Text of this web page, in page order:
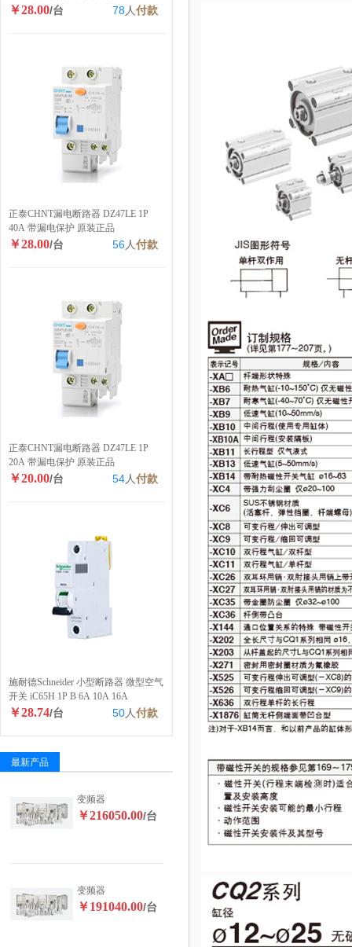
￥28.00/台 78 人付款
正泰CHNT漏电断路器 DZ47LE 1P
40A 带漏电保护 原装正品
￥28.00/台 56人付款
正泰CHNT漏电断路器 DZ47LE 1P
20A 带漏电保护 原装正品
￥20.00/台 54人付款
施耐德Schneider 小型断路器 微型空气
开关 iC65H 1P B 6A 10A 16A
￥28.74/台 50人付款
最新产品
变频器
￥216050.00/台
变频器
￥191040.00/台